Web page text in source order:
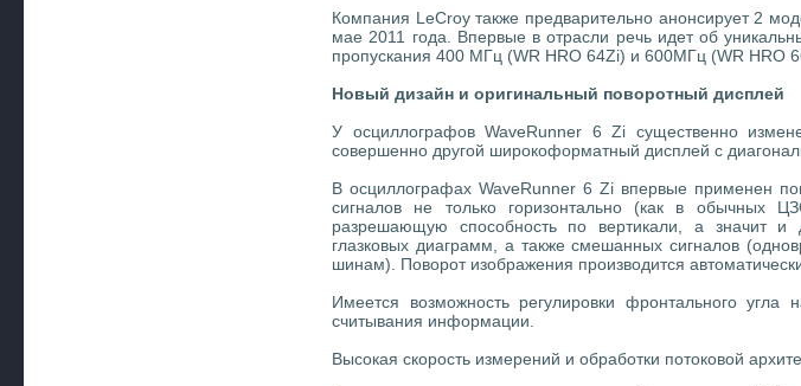
Компания LeCroy также предварительно анонсирует 2
мае 2011 года. Впервые в отрасли речь идет об
пропускания 400 МГц (WR HRO 64Zi) и 600МГц (WR HRO
Новый дизайн и оригинальный поворотный дисплей
У осциллографов WaveRunner 6 Zi существенно
совершенно другой широкоформатный дисплей с
В осциллографах WaveRunner 6 Zi впервые применен
сигналов не только горизонтально (как в обычных
разрешающую способность по вертикали, а значит и
глазковых диаграмм, а также смешанных сигналов
шинам). Поворот изображения производится
Имеется возможность регулировки фронтального угла
считывания информации.
Высокая скорость измерений и обработки потоковой